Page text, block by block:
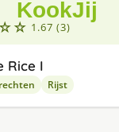
1.67 (3)
Rice I
Rijst